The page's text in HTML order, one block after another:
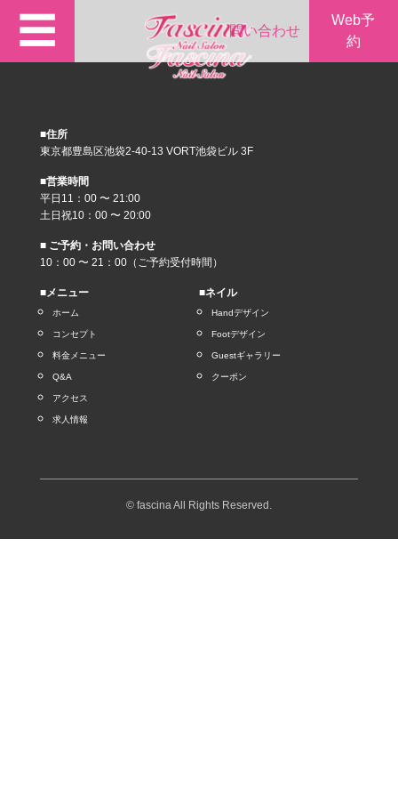
☰ 問い合わせ
Web予
約
■住所
東京都豊島区池袋2-40-13 VORT池袋ビル 3F
■営業時間
平日11：00 〜 21:00
土日祝10：00 〜 20:00
■ ご予約・お問い合わせ
10：00 〜 21：00（ご予約受付時間）
■メニュー
ホーム
コンセプト
料金メニュー
Q&A
アクセス
求人情報
■ネイル
Handデザイン
Footデザイン
Guestギャラリー
クーポン
© fascina All Rights Reserved.